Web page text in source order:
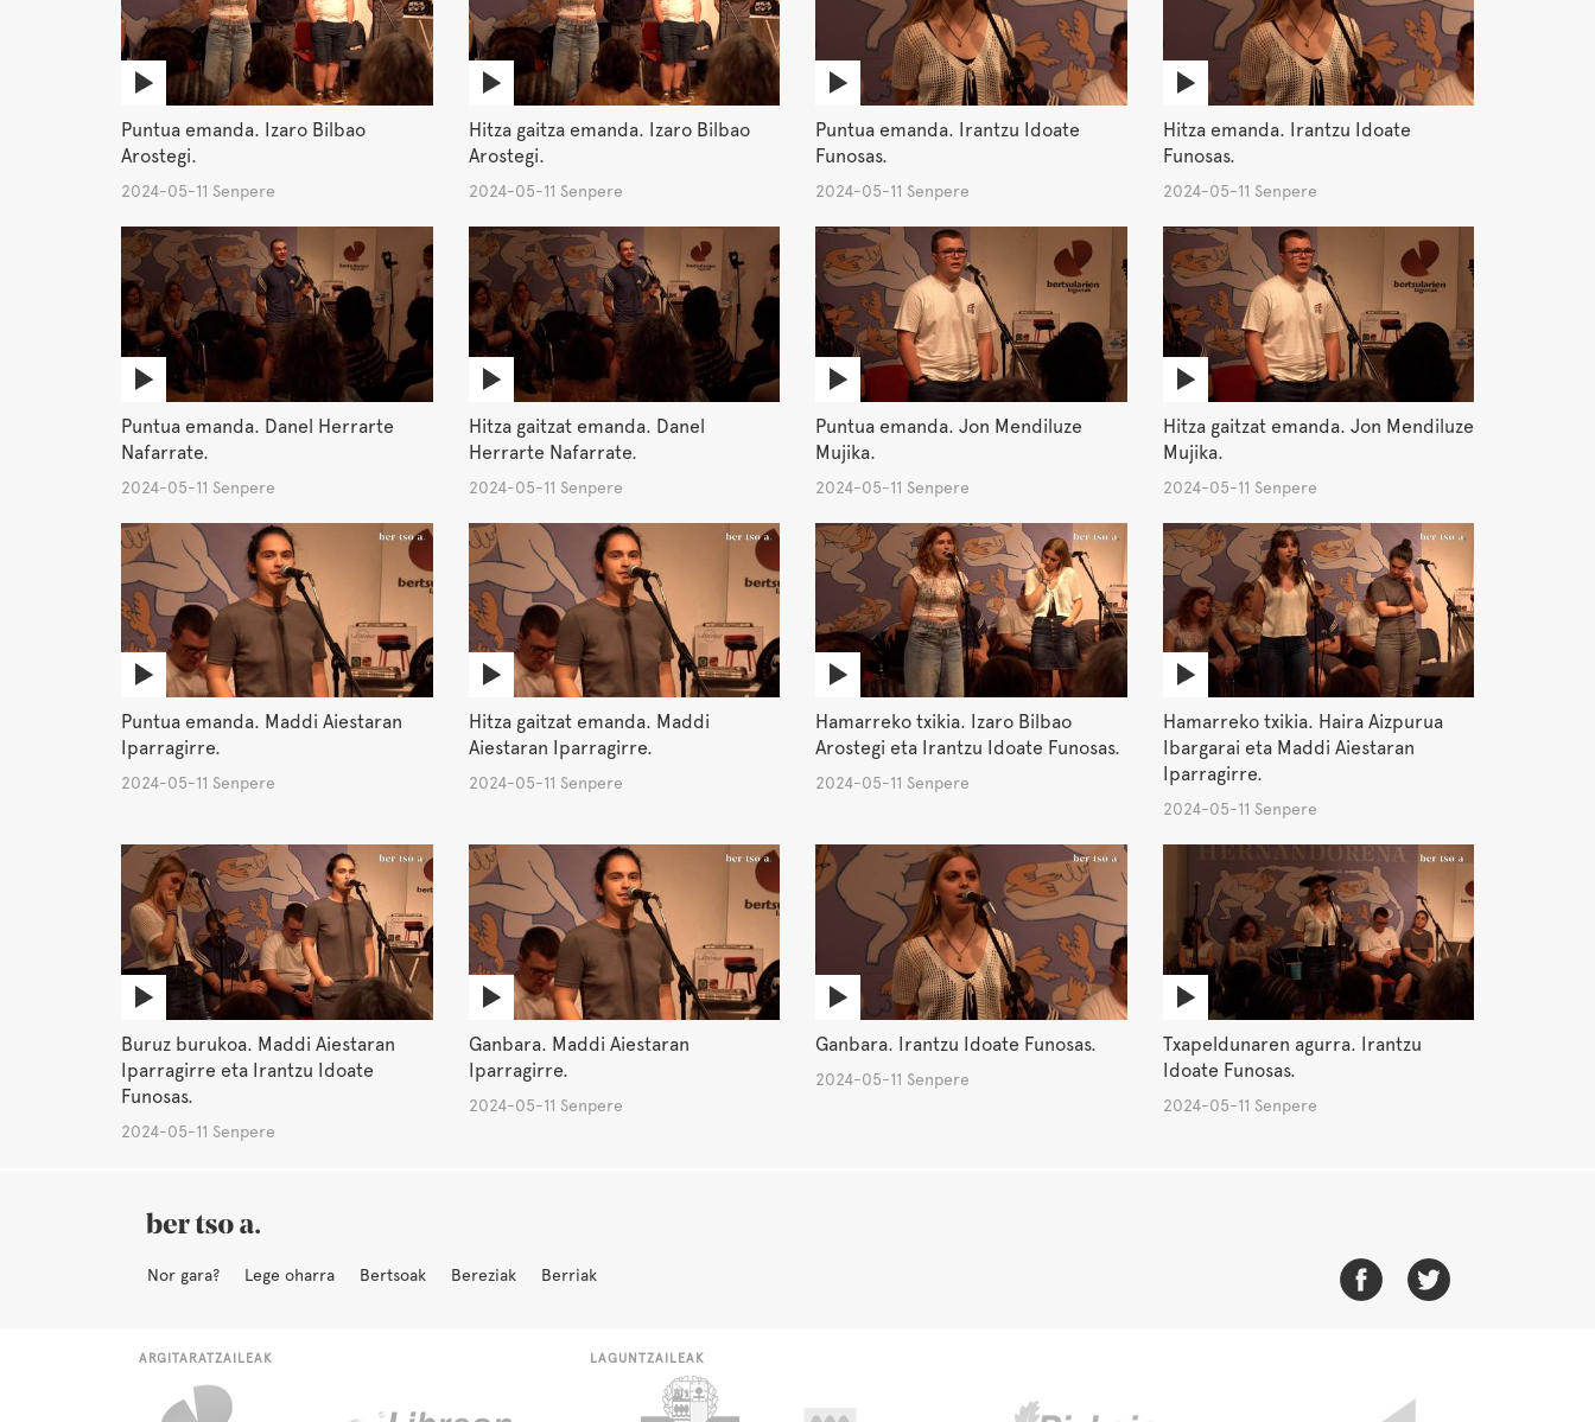
Puntua emanda. Izaro Bilbao
Arostegi.
2024-05-11 Senpere
Hitza gaitza emanda. Izaro Bilbao
Arostegi.
2024-05-11 Senpere
Puntua emanda. Irantzu Idoate
Funosas.
2024-05-11 Senpere
Hitza emanda. Irantzu Idoate
Funosas.
2024-05-11 Senpere
Puntua emanda. Danel Herrarte
Nafarrate.
2024-05-11 Senpere
Hitza gaitzat emanda. Danel
Herrarte Nafarrate.
2024-05-11 Senpere
Puntua emanda. Jon Mendiluze
Mujika.
2024-05-11 Senpere
Hitza gaitzat emanda. Jon Mendiluze
Mujika.
2024-05-11 Senpere
Puntua emanda. Maddi Aiestaran
Iparragirre.
2024-05-11 Senpere
Hitza gaitzat emanda. Maddi
Aiestaran Iparragirre.
2024-05-11 Senpere
Hamarreko txikia. Izaro Bilbao
Arostegi eta Irantzu Idoate Funosas.
2024-05-11 Senpere
Hamarreko txikia. Haira Aizpurua
Ibargarai eta Maddi Aiestaran
Iparragirre.
2024-05-11 Senpere
Buruz burukoa. Maddi Aiestaran
Iparragirre eta Irantzu Idoate
Funosas.
2024-05-11 Senpere
Ganbara. Maddi Aiestaran
Iparragirre.
2024-05-11 Senpere
Ganbara. Irantzu Idoate Funosas.
2024-05-11 Senpere
Txapeldunaren agurra. Irantzu
Idoate Funosas.
2024-05-11 Senpere
Nor gara? Lege oharra Bertsoak Bereziak Berriak
ARGITARATZAILEAK LAGUNTZAILEAK